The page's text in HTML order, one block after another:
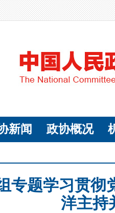
新闻 政协概况
专题学习贯彻
洋主持